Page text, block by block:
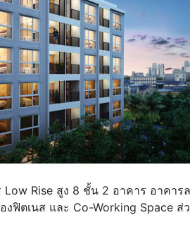
Low Rise สูง 8 ชั้น 2 อาคาร อาคาร
งฟิตเนส และ Co-Working Space